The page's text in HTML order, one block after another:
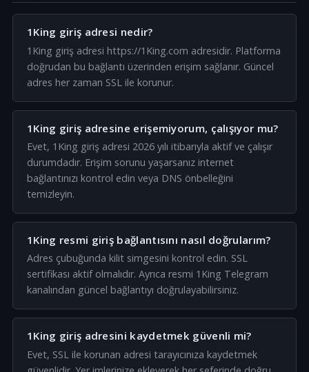
1King giriş adresi nedir?
1King giriş adresi https://1King.com adresidir. Platforma
doğrudan bu bağlantı üzerinden erişim sağlanır. Güncel
adres her zaman SSL ile korunur.
1King giriş adresine erişemiyorum, çalışıyor mu?
Evet, 1King giriş adresi 2026 yılı itibarıyla aktif ve çalışır
durumdadır. Erişim sorunu yaşarsanız internet
bağlantınızı kontrol edin veya DNS önbelleğini
temizleyin.
1King resmi giriş bağlantısını nasıl doğrularım?
Adres çubuğunda kilit simgesini kontrol edin. SSL
sertifikası aktif olmalıdır. Ayrıca resmi 1King Telegram
kanalından güncel bağlantıyı doğrulayabilirsiniz.
1King giriş adresini kaydetmek güvenli mi?
Evet, SSL ile korunan adresi tarayıcınıza kaydetmek